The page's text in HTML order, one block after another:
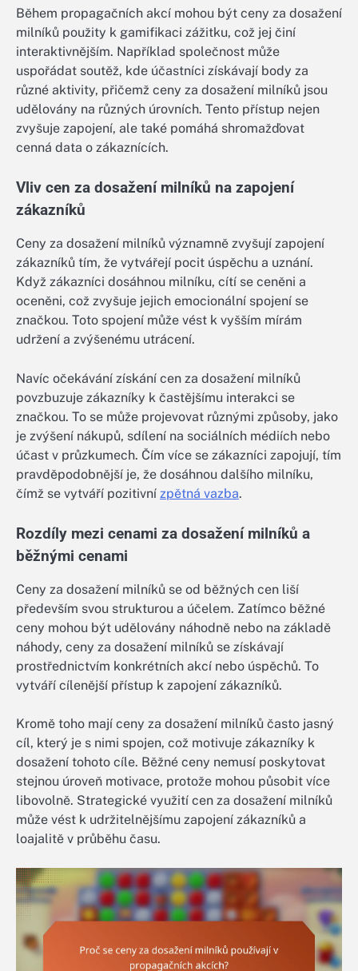
Během propagačních akcí mohou být ceny za dosažení
milníků použity k gamifikaci zážitku, což jej činí
interaktivnějším. Například společnost může
uspořádat soutěž, kde účastníci získávají body za
různé aktivity, přičemž ceny za dosažení milníků jsou
udělovány na různých úrovních. Tento přístup nejen
zvyšuje zapojení, ale také pomáhá shromažďovat
cenná data o zákaznících.
Vliv cen za dosažení milníků na zapojení
zákazníků
Ceny za dosažení milníků významně zvyšují zapojení
zákazníků tím, že vytvářejí pocit úspěchu a uznání.
Když zákazníci dosáhnou milníku, cítí se ceněni a
oceněni, což zvyšuje jejich emocionální spojení se
značkou. Toto spojení může vést k vyšším mírám
udržení a zvýšenému utrácení.
Navíc očekávání získání cen za dosažení milníků
povzbuzuje zákazníky k častějšímu interakci se
značkou. To se může projevovat různými způsoby, jako
je zvýšení nákupů, sdílení na sociálních médiích nebo
účast v průzkumech. Čím více se zákazníci zapojují, tím
pravděpodobnější je, že dosáhnou dalšího milníku,
čímž se vytváří pozitivní zpětná vazba.
Rozdíly mezi cenami za dosažení milníků a
běžnými cenami
Ceny za dosažení milníků se od běžných cen liší
především svou strukturou a účelem. Zatímco běžné
ceny mohou být udělovány náhodně nebo na základě
náhody, ceny za dosažení milníků se získávají
prostřednictvím konkrétních akcí nebo úspěchů. To
vytváří cílenější přístup k zapojení zákazníků.
Kromě toho mají ceny za dosažení milníků často jasný
cíl, který je s nimi spojen, což motivuje zákazníky k
dosažení tohoto cíle. Běžné ceny nemusí poskytovat
stejnou úroveň motivace, protože mohou působit více
libovolně. Strategické využití cen za dosažení milníků
může vést k udržitelnějšímu zapojení zákazníků a
loajalitě v průběhu času.